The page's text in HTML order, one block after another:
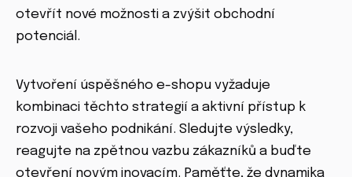
otevřít nové možnosti a zvýšit obchodní
potenciál.
Vytvoření úspěšného e-shopu vyžaduje
kombinaci těchto strategií a aktivní přístup k
rozvoji vašeho podnikání. Sledujte výsledky,
reagujte na zpětnou vazbu zákazníků a buďte
otevření novým inovacím. Paměťte, že dynamika